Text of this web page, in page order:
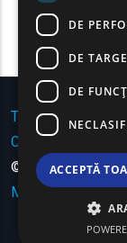
Termeni de
Contact
© Copyright 2024
Macedonia de Est
DE
DE
DE
ACCEPTĂ